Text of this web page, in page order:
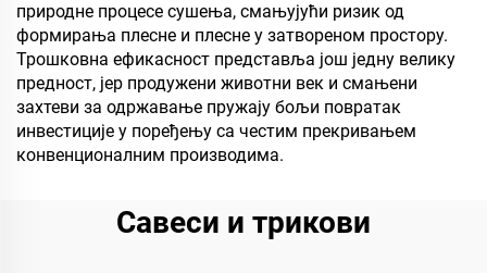
природне процесе сушења, смањујући ризик од
формирања плесне и плесне у затвореном простору.
Трошковна ефикасност представља још једну велику
предност, јер продужени животни век и смањени
захтеви за одржавање пружају бољи повратак
инвестиције у поређењу са честим прекривањем
конвенционалним производима.
Савеси и трикови